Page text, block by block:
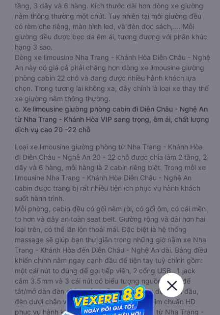
tầng, 3 dãy và 6 hàng. Kích thước dài hơn dòng xe giường
nằm thông thường một chút. Tuy nhiên tại mỗi giường đều
có rèm che riêng, màn hình led, và đèn đọc sách,…. Mỗi
giường đều được bọc da êm ái, tương đương với phân khúc
hạng 3 sao.
Dòng xe limousine Nha Trang - Khánh Hòa Diễn Châu - Nghệ
An này có giá cả phải chăng hơn dòng xe limousine giường
phòng cabin 22 chỗ và đang được nhiều hành khách lựa
chọn. Trong tương lai không xa, đây chính là loại xe thay thế
xe giường nằm thông thường.
c. Xe limousine giường phòng cabin đi Diễn Châu - Nghệ An
từ Nha Trang - Khánh Hòa VIP sang trọng, êm ái, chất lượng
dịch vụ cao 20 -22 chỗ
Loại xe limousine giường phòng từ Nha Trang - Khánh Hòa
đi Diễn Châu - Nghệ An 20 - 22 chỗ được chia làm 2 tầng, 2
dãy và 6 hàng, mỗi hàng là 2 cabin riêng biệt. Trong mỗi xe
limousine Nha Trang - Khánh Hòa Diễn Châu - Nghệ An
cabin được trang bị rất nhiều tiện ích phục vụ hành khách
suốt hành trình.
Mỗi phòng, cabin đều có gối nằm rời, có gối ôm, có cái mền
to hơn và dây an toàn seat belt. Giường rộng và dài hơn hai
loại trên, có thể lăn lộn thoải mái. Đặc biệt là hệ thống
massage sẽ giúp bạn thư giãn trong những giờ nằm xe Nha
Trang - Khánh Hòa đến Diễn Châu - Nghệ An dài. Bảng điều
khiển chính nằm ngay cạnh đầu để tiện tay tuỳ chỉnh gồm:
một cái nút to đùng để gọi tiếp viên, 2 cổng USB , 1 jack
cắm 3.5mm và 3 cái nút có biểu tượng nguồn dùng để
tắt/mở dàn đèn chính của buồng nằm chạy dọc trên đầu,
đèn dưới chân và màn hình tv có đầy đủ phim chuẩn HD
phục vụ hành khách giải trí trong chuyến đi từ Nha Trang -